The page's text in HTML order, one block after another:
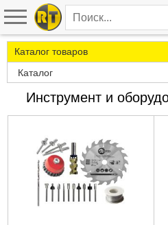
Каталог товаров
Каталог
Инструмент и